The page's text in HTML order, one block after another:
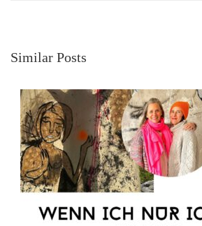
Similar Posts